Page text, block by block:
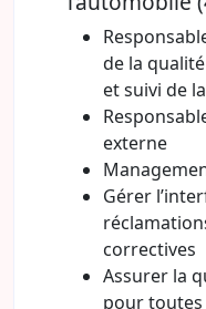
de la
et suivi de
externe
Gérer
correctives
Assurer la
pour toutes